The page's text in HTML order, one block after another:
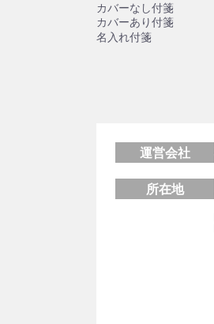
カバーなし付箋
カバーあり付箋
名入れ付箋
運営会社
所在地